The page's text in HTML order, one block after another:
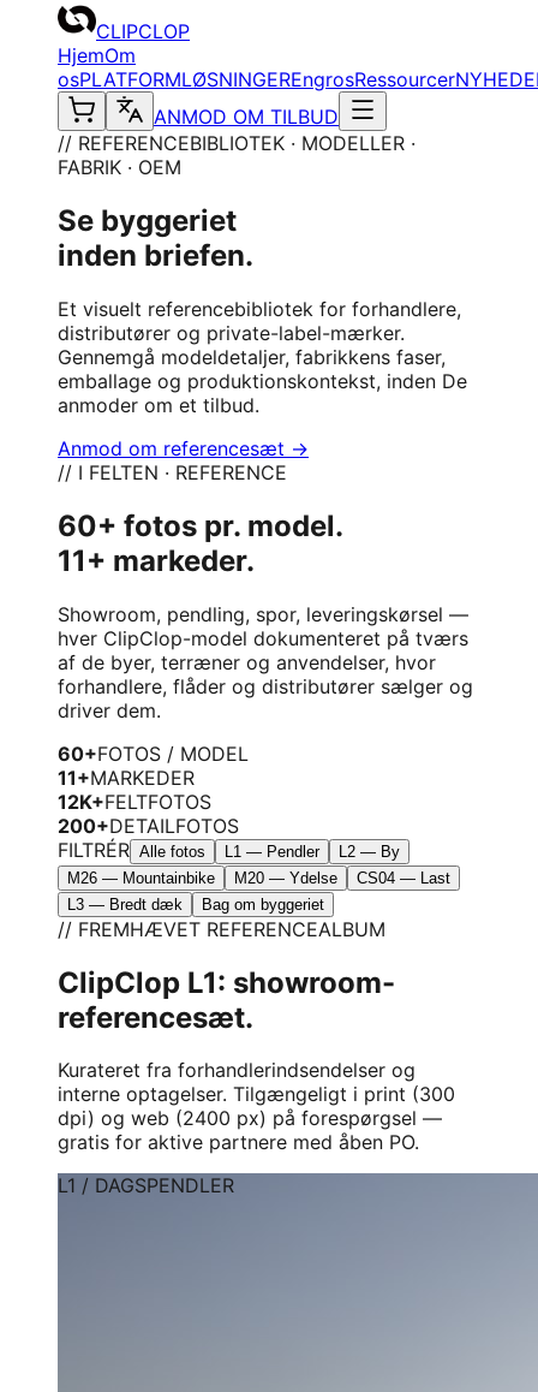
CLIPCLOP
HjemOm
osPLATFORMLØSNINGEREngrosRessourcer
ANMOD OM TILBUD
// REFERENCEBIBLIOTEK · MODELLER ·
FABRIK · OEM
Se byggeriet
inden briefen.
Et visuelt referencebibliotek for forhandlere,
distributører og private-label-mærker.
Gennemgå modeldetaljer, fabrikkens faser,
emballage og produktionskontekst, inden De
anmoder om et tilbud.
Anmod om referencesæt →
// I FELTEN · REFERENCE
60+ fotos pr. model.
11+ markeder.
Showroom, pendling, spor, leveringskørsel —
hver ClipClop-model dokumenteret på tværs
af de byer, terræner og anvendelser, hvor
forhandlere, flåder og distributører sælger og
driver dem.
60+FOTOS / MODEL
11+MARKEDER
12K+FELTFOTOS
200+DETAILFOTOS
FILTRÉR Alle fotos L1 — Pendler
L2 — By
M26 — Mountainbike
M20 — Ydelse
CS04 — Last
L3 — Bredt dæk
Bag om byggeriet
// FREMHÆVET REFERENCEALBUM
ClipClop L1: showroom-
referencesæt.
Kurateret fra forhandlerindsendelser og
interne optagelser. Tilgængeligt i print (300
dpi) og web (2400 px) på forespørgsel —
gratis for aktive partnere med åben PO.
L1 / DAGSPENDLER